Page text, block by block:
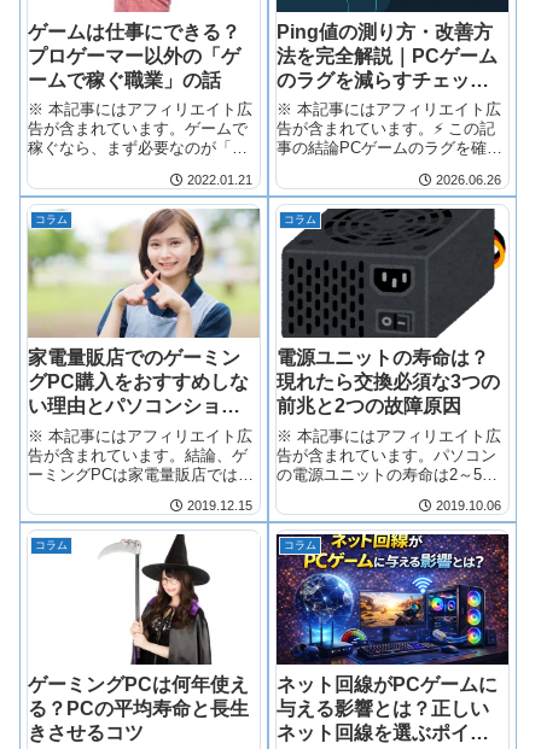
ゲームは仕事にできる？
プロゲーマー以外の「ゲ
ームで稼ぐ職業」の話
※ 本記事にはアフィリエイト広
告が含まれています。ゲームで
稼ぐなら、まず必要なのが「配
2022.01.21
Ping値の測り方・改善方
法を完全解説｜PCゲーム
のラグを減らすチェック
ポイント
※ 本記事にはアフィリエイト広
告が含まれています。⚡ この記
事の結論PCゲームのラグを確認
2026.06.26
コラム
家電量販店でのゲーミン
グPC購入をおすすめしな
い理由とパソコンショッ
プをおすすめする理由
※ 本記事にはアフィリエイト広
告が含まれています。結論、ゲ
ーミングPCは家電量販店ではな
2019.12.15
コラム
電源ユニットの寿命は？
現れたら交換必須な3つの
前兆と2つの故障原因
※ 本記事にはアフィリエイト広
告が含まれています。パソコン
の電源ユニットの寿命は2～5
2019.10.06
コラム
ゲーミングPCは何年使え
る？PCの平均寿命と長生
きさせるコツ
コラム
ネット回線がPCゲームに
与える影響とは？正しい
ネット回線を選ぶポイン